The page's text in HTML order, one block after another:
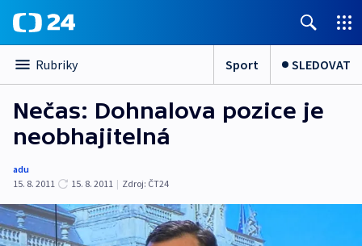
Rubriky Sport SLEDOVAT
Nečas: Dohnalova pozice je
neobhajitelná
adu
15. 8. 2011
15. 8. 2011 | Zdroj: ČT24